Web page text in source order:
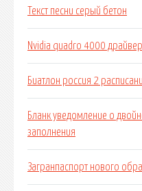
Текст песни серый бетон
Nvidia quadro 4000 драйвер
Биатлон россия 2
Бланк уведомление о
заполнения
Загранпаспорт нового